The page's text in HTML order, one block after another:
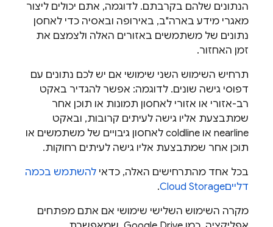
הנתונים שלהם בקרבתם. לדוגמה, אתם יכולים ליצור
מאגרי מידע בארה"ב, באירופה ובאסיה כדי לאחסן
נתונים של משתמשים באזורים האלה ולצמצם את
זמן האחזור.
תרחיש השימוש השני שימושי אם יש לכם נתונים עם
דפוסי גישה שונים. לדוגמה: אפשר להגדיר באקט
רב-אזורי או אזורי לאחסון תמונות או תוכן אחר
שמתבצעת אליו גישה לעיתים קרובות, ובאקט
nearline או coldline לאחסון גיבויים של משתמשים או
תוכן אחר שמתבצעת אליו גישה לעיתים רחוקות.
בכל אחד מהתרחישים האלה, כדאי להשתמש בכמה
דלייםCloud Storage
.
מקרה השימוש השלישי שימושי אם אתם מפתחים